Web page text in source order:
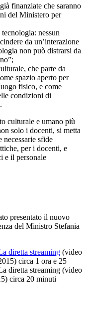
finanziate che saranno
del Ministero per
nessun
da un’interazione
non può distrarsi da
che parte da
spazio aperto per
fisico, e come
condizioni di
culturale e umano più
solo i docenti, si metta
necessarie sfide
per i docenti, e
e il personale
presentato il nuovo
del Ministro Stefania
diretta streaming (video
circa 1 ora e 25
diretta streaming (video
circa 20 minuti